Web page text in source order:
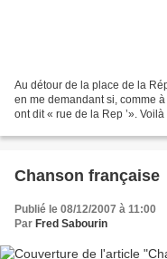
Au détour de la place de la
en me demandant si, comme
ont dit « rue de la Rep ’».
Chanson française
Publié le 08/12/2007 à 11:00
Par Fred Sabourin